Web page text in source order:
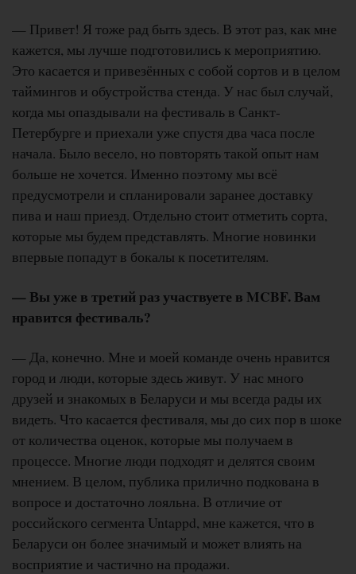
— Привет! Я тоже рад быть здесь. В этот раз, как мне
кажется, мы лучше подготовились к мероприятию.
Это касается и привезённых с собой сортов и в целом
таймингов и обустройства стенда. У нас был случай,
когда мы опаздывали на фестиваль в Санкт-
Петербурге и приехали уже спустя два часа после
начала. Было весело, но повторять такой опыт нам
больше не хочется. Именно поэтому мы всё
предусмотрели и спланировали заранее доставку
пива и наш приезд. Отдельно стоит отметить сорта,
которые мы будем представлять. Многие новинки
впервые попадут в бокалы к посетителям.
— Вы уже в третий раз участвуете в MCBF. Вам
нравится фестиваль?
— Да, конечно. Мне и моей команде очень нравится
город и люди, которые здесь живут. У нас много
друзей и знакомых в Беларуси и мы всегда рады их
видеть. Что касается фестиваля, мы до сих пор в шоке
от количества оценок, которые мы получаем в
процессе. Многие люди подходят и делятся своим
мнением. В целом, публика прилично подкована в
вопросе и достаточно лояльна. В отличие от
российского сегмента Untappd, мне кажется, что в
Беларуси он более значимый и может влиять на
восприятие и частично на продажи.